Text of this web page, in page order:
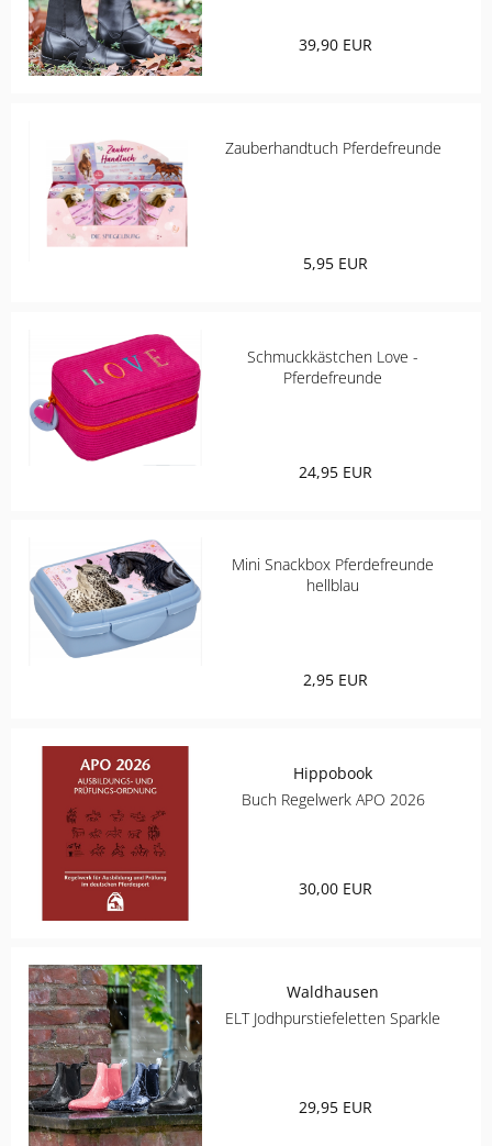
39,90 EUR
Zauberhandtuch Pferdefreunde
5,95 EUR
Schmuckkästchen Love -
Pferdefreunde
24,95 EUR
Mini Snackbox Pferdefreunde
hellblau
2,95 EUR
Hippobook
Buch Regelwerk APO 2026
30,00 EUR
Waldhausen
ELT Jodhpurstiefeletten Sparkle
29,95 EUR
ELT
DIE SPIEGELBURG
ACAVALLO
BÜMAG
CASCO
ESKADRON
FAIR PLAY
KENTUCKY HORSEWEAR
KINGSLAND EQUESTERIAN
ROECKL SPORTS
SAMSHIELD
SPANNRIT